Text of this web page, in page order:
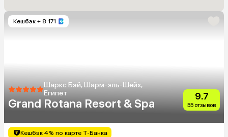
Кешбэк + 8 171
Шаркс Бэй, Шарм-эль-Шейх,
Египет
Grand Rotana Resort & Spa
9.7
55 отзывов
Кешбэк 4% по карте Т-Банка